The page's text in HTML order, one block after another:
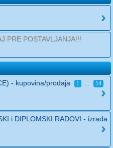
PRE POSTAVLJANJA!!!
- kupovina/prodaja
1
14
i DIPLOMSKI RADOVI - izrada